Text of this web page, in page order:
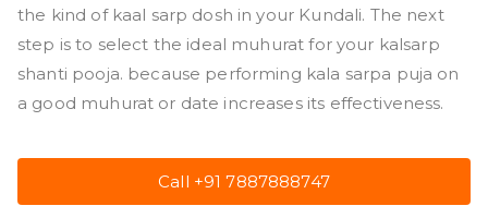
the kind of kaal sarp dosh in your Kundali. The next
step is to select the ideal muhurat for your kalsarp
shanti pooja. because performing kala sarpa puja on
a good muhurat or date increases its effectiveness.
Call +91 7887888747